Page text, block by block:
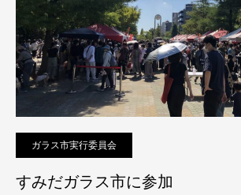
ガラス市実行委員会
すみだガラス市に参加